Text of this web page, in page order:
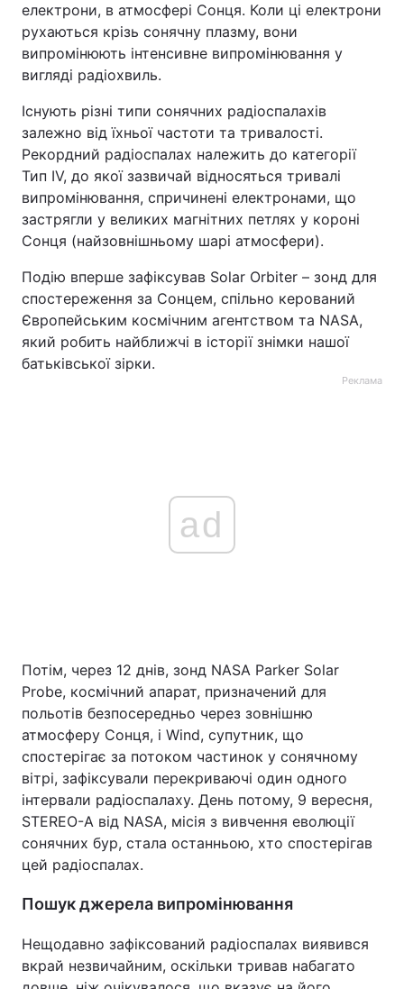
електрони, в атмосфері Сонця. Коли ці електрони
рухаються крізь сонячну плазму, вони
випромінюють інтенсивне випромінювання у
вигляді радіохвиль.
Існують різні типи сонячних радіоспалахів
залежно від їхньої частоти та тривалості.
Рекордний радіоспалах належить до категорії
Тип IV, до якої зазвичай відносяться тривалі
випромінювання, спричинені електронами, що
застрягли у великих магнітних петлях у короні
Сонця (найзовнішньому шарі атмосфери).
Подію вперше зафіксував Solar Orbiter – зонд для
спостереження за Сонцем, спільно керований
Європейським космічним агентством та NASA,
який робить найближчі в історії знімки нашої
батьківської зірки.
Реклама
ad
Потім, через 12 днів, зонд NASA Parker Solar
Probe, космічний апарат, призначений для
польотів безпосередньо через зовнішню
атмосферу Сонця, і Wind, супутник, що
спостерігає за потоком частинок у сонячному
вітрі, зафіксували перекриваючі один одного
інтервали радіоспалаху. День потому, 9 вересня,
STEREO-A від NASA, місія з вивчення еволюції
сонячних бур, стала останньою, хто спостерігав
цей радіоспалах.
Пошук джерела випромінювання
Нещодавно зафіксований радіоспалах виявився
вкрай незвичайним, оскільки тривав набагато